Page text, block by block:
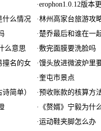
·erophon1.0.12版本
什么情况 ·林州高家台旅游攻
·楚乔最后和谁在一
么意思 ·敷完面膜要洗脸吗
撞名的女 ·馒头放进微波炉里
·奎屯市景点
简单） ·预收账款的核算方
· 《赘婿》宁毅为什
·运动鞋夹脚怎么办